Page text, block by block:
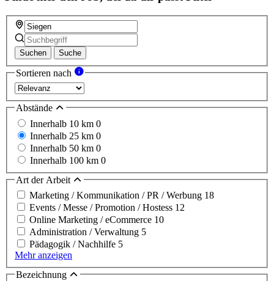
Suchen Suche
Sortieren nach
Abstände
Innerhalb 10 km 0
Innerhalb 25 km 0
Innerhalb 50 km 0
Innerhalb 100 km 0
Art der Arbeit
Marketing / Kommunikation / PR / Werbung 18
Events / Messe / Promotion / Hostess 12
Online Marketing / eCommerce 10
Administration / Verwaltung 5
Pädagogik / Nachhilfe 5
Mehr anzeigen
Bezeichnung